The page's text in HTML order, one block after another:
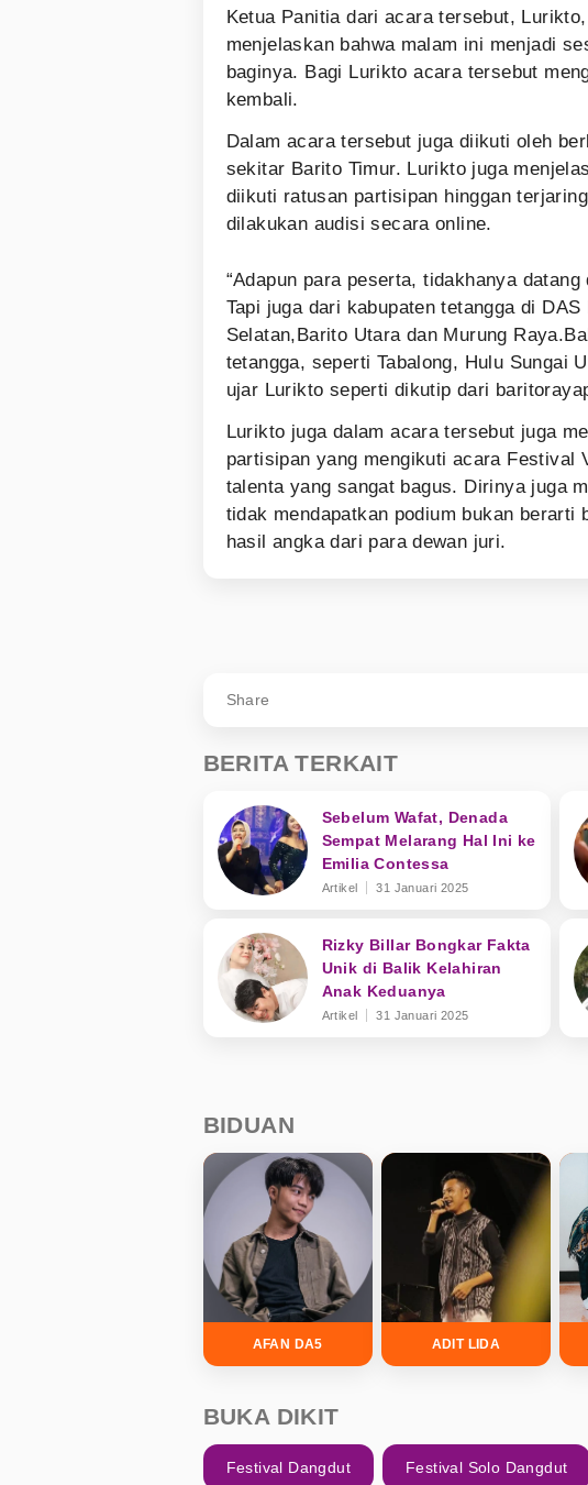
Ketua Panitia dari acara tersebut,
menjelaskan bahwa malam ini menjadi
baginya. Bagi Lurikto acara tersebut
kembali.
Dalam acara tersebut juga diikuti oleh
sekitar Barito Timur. Lurikto juga
diikuti ratusan partisipan hinggan
dilakukan audisi secara online.
“Adapun para peserta, tidakhanya
Tapi juga dari kabupaten tetangga di
Selatan,Barito Utara dan Murung
tetangga, seperti Tabalong, Hulu Sungai
ujar Lurikto seperti dikutip dari
Lurikto juga dalam acara tersebut juga
partisipan yang mengikuti acara Festival
talenta yang sangat bagus. Dirinya juga
tidak mendapatkan podium bukan berarti
hasil angka dari para dewan juri.
Share
BERITA TERKAIT
Sebelum Wafat, Denada
Sempat Melarang Hal Ini ke
Emilia Contessa
Artikel 31 Januari 2025
Rizky Billar Bongkar Fakta
Unik di Balik Kelahiran
Anak Keduanya
Artikel 31 Januari 2025
BIDUAN
AFAN DA5 ADIT LIDA
BUKA DIKIT
Festival Dangdut Festival Solo Dangdut